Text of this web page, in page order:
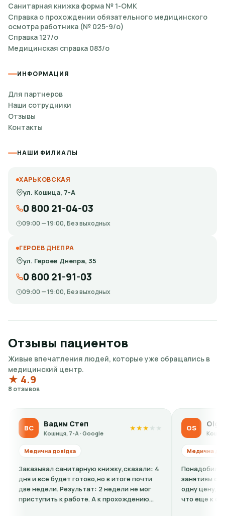
Санитарная книжка форма № 1-ОМК
Справка о прохождении обязательного медицинского
осмотра работника (№ 025-9/о)
Справка 127/о
Медицинская справка 083/о
ИНФОРМАЦИЯ
Для партнеров
Наши сотрудники
Отзывы
Контакты
НАШИ ФИЛИАЛЫ
ХАРЬКОВСКАЯ
ул. Кошица, 7-А
0 800 21-04-03
09:00 — 19:00, Без выходных
ГЕРОЕВ ДНЕПРА
ул. Героев Днепра, 35
0 800 21-91-03
09:00 — 19:00, Без выходных
Отзывы пациентов
Живые впечатления людей, которые уже обращались в
медицинский центр.
★ 4.9
8 отзывов
Вадим Степ
Кошиця, 7-А · Google
довідка
санитарную книжку,сказали: 4
все будет готово,но в итоге почти
Результат: 2 недели не мог
к работе. А к прохождению
OS Olga
Кошиця, 7-А ·
Медична довідка
Понадобилась
занятиям спортом. По
одну цену, по факту в
что еще к стоимости